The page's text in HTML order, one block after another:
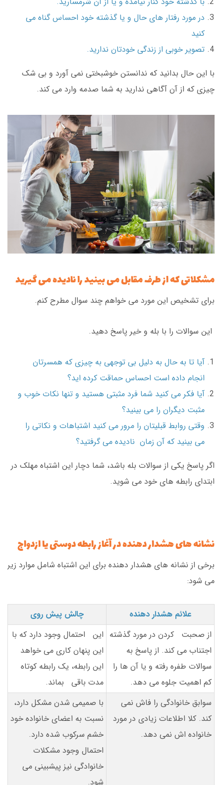
در مورد رفتار های حال و یا گذشته خود احساس گناه می
کنید
تصویر خوبی از زندگی خودتان ندارید.
با این حال بدانید که ندانستن خوشبختی نمی آورد و بی شک
چیزی که از آن آگاهی ندارید به شما صدمه وارد می کند.
مشکلاتی که از طرف مقابل می بینید را نادیده می گیرید
برای تشخیص این مورد می خواهم چند سوال مطرح کنم.
این سوالات را با بله و خیر پاسخ دهید.
آیا تا به حال به دلیل بی توجهی به چیزی که همسرتان
انجام داده است احساس حماقت کرده اید؟
آیا فکر می کنید شما فرد مثبتی هستید و تنها نکات خوب و
مثبت دیگران را می بینید؟
وقتی روابط قبلیتان را مرور می کنید اشتباهات و نکاتی را
می بینید که آن زمان نادیده می گرفتید؟
اگر پاسخ یکی از سوالات بله باشد، شما دچار این اشتباه مهلک در
ابتدای رابطه های خود می شوید.
نشانه های هشدار دهنده در آغاز رابطه دوستی یا ازدواج
برخی از نشانه های هشدار دهنده برای این اشتباه شامل موارد زیر
می شود:
علائم هشدار دهنده
چالش پیش روی
از صحبت کردن در مورد گذشته
اجتناب می کند. از پاسخ به
سوالات طفره رفته و یا آن ها را
کم اهمیت جلوه می دهد.
این احتمال وجود دارد که با
این پنهان کاری می خواهد
این رابطه، یک رابطه کوتاه
مدت باقی بماند.
سوابق خانوادگی را فاش نمی
کند. کلا اطلاعات زیادی در مورد
خانواده اش نمی دهد.
با صمیمی شدن مشکل دارد،
نسبت به اعضای خانواده خود
خشم سرکوب شده دارد.
احتمال وجود مشکلات
خانوادگی نیز پیشبینی می
شود.